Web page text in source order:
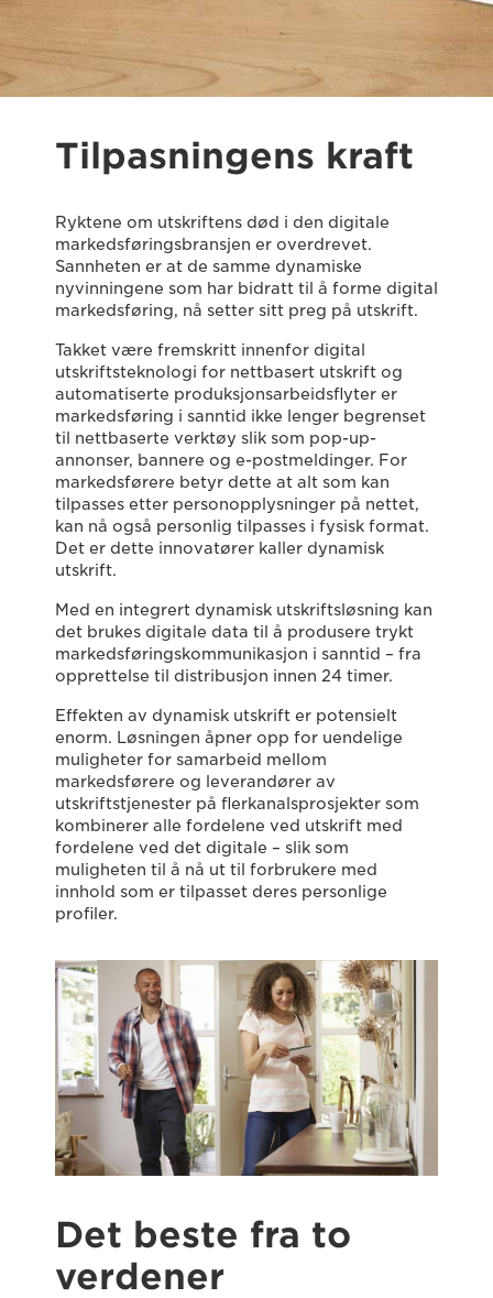
Tilpasningens kraft
Ryktene om utskriftens død i den digitale
markedsføringsbransjen er overdrevet.
Sannheten er at de samme dynamiske
nyvinningene som har bidratt til å forme digital
markedsføring, nå setter sitt preg på utskrift.
Takket være fremskritt innenfor digital
utskriftsteknologi for nettbasert utskrift og
automatiserte produksjonsarbeidsflyter er
markedsføring i sanntid ikke lenger begrenset
til nettbaserte verktøy slik som pop-up-
annonser, bannere og e-postmeldinger. For
markedsførere betyr dette at alt som kan
tilpasses etter personopplysninger på nettet,
kan nå også personlig tilpasses i fysisk format.
Det er dette innovatører kaller dynamisk
utskrift.
Med en integrert dynamisk utskriftsløsning kan
det brukes digitale data til å produsere trykt
markedsføringskommunikasjon i sanntid – fra
opprettelse til distribusjon innen 24 timer.
Effekten av dynamisk utskrift er potensielt
enorm. Løsningen åpner opp for uendelige
muligheter for samarbeid mellom
markedsførere og leverandører av
utskriftstjenester på flerkanalsprosjekter som
kombinerer alle fordelene ved utskrift med
fordelene ved det digitale – slik som
muligheten til å nå ut til forbrukere med
innhold som er tilpasset deres personlige
profiler.
Det beste fra to
verdener